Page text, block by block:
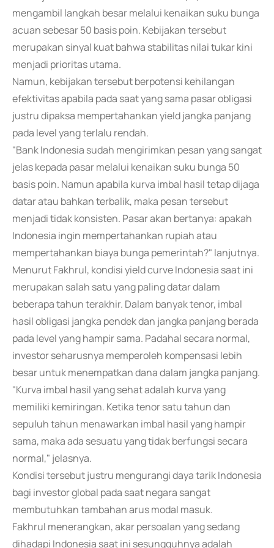
mengambil langkah besar melalui kenaikan suku bunga
acuan sebesar 50 basis poin. Kebijakan tersebut
merupakan sinyal kuat bahwa stabilitas nilai tukar kini
menjadi prioritas utama.
Namun, kebijakan tersebut berpotensi kehilangan
efektivitas apabila pada saat yang sama pasar obligasi
justru dipaksa mempertahankan yield jangka panjang
pada level yang terlalu rendah.
"Bank Indonesia sudah mengirimkan pesan yang sangat
jelas kepada pasar melalui kenaikan suku bunga 50
basis poin. Namun apabila kurva imbal hasil tetap dijaga
datar atau bahkan terbalik, maka pesan tersebut
menjadi tidak konsisten. Pasar akan bertanya: apakah
Indonesia ingin mempertahankan rupiah atau
mempertahankan biaya bunga pemerintah?" lanjutnya.
Menurut Fakhrul, kondisi yield curve Indonesia saat ini
merupakan salah satu yang paling datar dalam
beberapa tahun terakhir. Dalam banyak tenor, imbal
hasil obligasi jangka pendek dan jangka panjang berada
pada level yang hampir sama. Padahal secara normal,
investor seharusnya memperoleh kompensasi lebih
besar untuk menempatkan dana dalam jangka panjang.
"Kurva imbal hasil yang sehat adalah kurva yang
memiliki kemiringan. Ketika tenor satu tahun dan
sepuluh tahun menawarkan imbal hasil yang hampir
sama, maka ada sesuatu yang tidak berfungsi secara
normal," jelasnya.
Kondisi tersebut justru mengurangi daya tarik Indonesia
bagi investor global pada saat negara sangat
membutuhkan tambahan arus modal masuk.
Fakhrul menerangkan, akar persoalan yang sedang
dihadapi Indonesia saat ini sesungguhnya adalah